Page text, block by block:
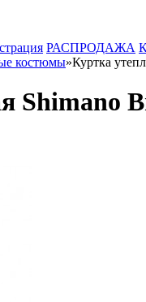
РАСПРОДАЖА
костюмы»Куртка
Shimano